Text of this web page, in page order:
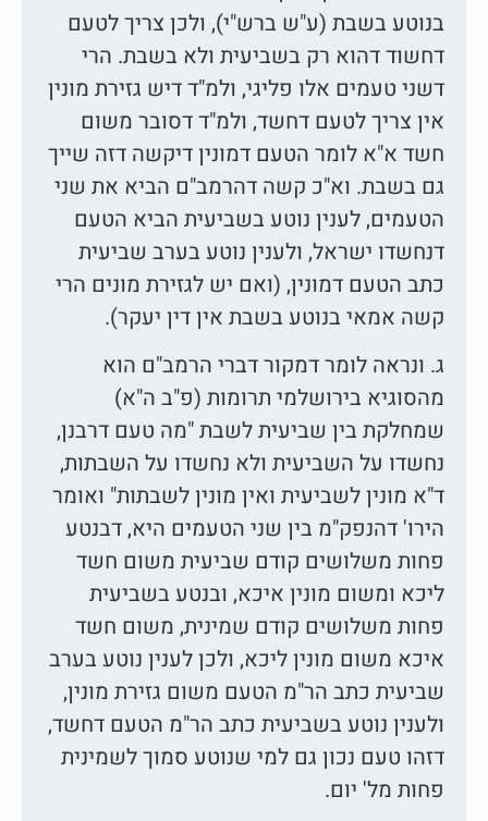
בנוטע בשבת (ע"ש ברש"י), ולכן צריך לטעם
דחשוד דהוא רק בשביעית ולא בשבת. הרי
דשני טעמים אלו פליגי, ולמ"ד דיש גזירת מונין
אין צריך לטעם דחשד, ולמ"ד דסובר משום
חשד א"א לומר הטעם דמונין דיקשה דזה שייך
גם בשבת. וא"כ קשה דהרמב"ם הביא את שני
הטעמים, לענין נוטע בשביעית הביא הטעם
דנחשדו ישראל, ולענין נוטע בערב שביעית
כתב הטעם דמונין, (ואם יש לגזירת מונים הרי
קשה אמאי בנוטע בשבת אין דין יעקר).
ג. ונראה לומר דמקור דברי הרמב"ם הוא
מהסוגיא בירושלמי תרומות (פ"ב ה"א)
שמחלקת בין שביעית לשבת "מה טעם דרבנן,
נחשדו על השביעית ולא נחשדו על השבתות,
ד"א מונין לשביעית ואין מונין לשבתות" ואומר
הירו' דהנפק"מ בין שני הטעמים היא, דבנטע
פחות משלושים קודם שביעית משום חשד
ליכא ומשום מונין איכא, ובנטע בשביעית
פחות משלושים קודם שמינית, משום חשד
איכא משום מונין ליכא, ולכן לענין נוטע בערב
שביעית כתב הר"מ הטעם משום גזירת מונין,
ולענין נוטע בשביעית כתב הר"מ הטעם דחשד,
דזהו טעם נכון גם למי שנוטע סמוך לשמינית
פחות מל' יום.